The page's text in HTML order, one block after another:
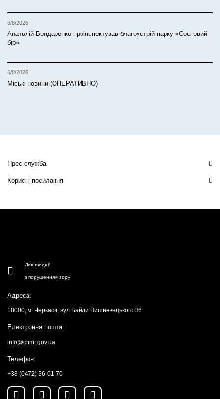
6/8/2026
Анатолій Бондаренко проінспектував благоустрій парку «Сосновий
бір»
6/8/2026
Міські новини (ОПЕРАТИВНО)
Прес-служба
Корисні посилання
Для людей
з порушенням зору
Адреса:
18000, м. Черкаси, вул.Байди Вишневецького 36
Електронна пошта:
info@chmr.gov.ua
Телефон:
+38 (0472) 36-01-70